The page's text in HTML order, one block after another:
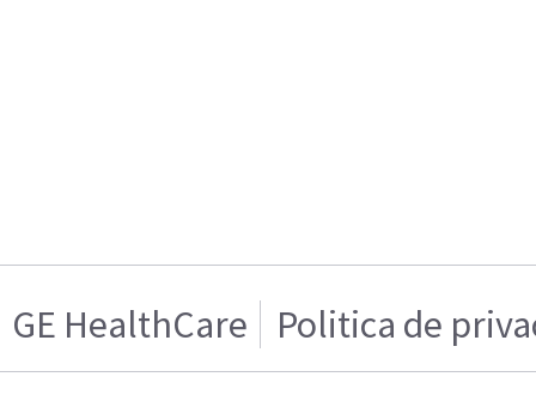
GE HealthCare Politica de